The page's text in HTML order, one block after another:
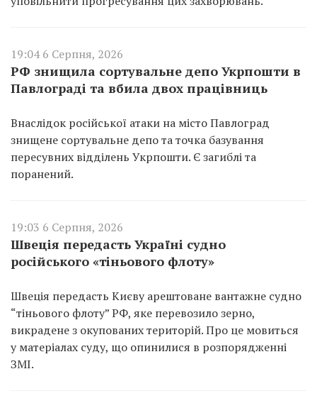
19:04 6 Серпня, 2026
РФ знищила сортувальне депо Укрпошти в
Павлограді та вбила двох працівниць
Внаслідок російської атаки на місто Павлоград
знищене сортувальне депо та точка базування
пересувних відділень Укрпошти. Є загиблі та
поранений.
19:03 6 Серпня, 2026
Швеція передасть Україні судно
російського «тіньового флоту»
Швеція передасть Києву арештоване вантажне судно
“тіньового флоту” РФ, яке перевозило зерно,
викрадене з окупованих територій. Про це мовиться
у матеріалах суду, що опинилися в розпорядженні
ЗМІ.